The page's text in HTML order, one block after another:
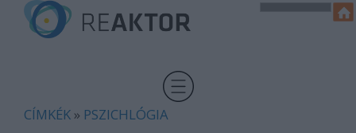
CÍMKÉK » PSZICHLÓGIA